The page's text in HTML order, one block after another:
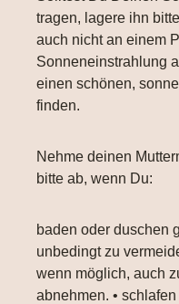
tragen, lagere ihn
auch nicht an einem
Sonneneinstrahlung
einen schönen,
finden.
Nehme deinen
bitte ab, wenn Du:
baden oder duschen
unbedingt zu
wenn möglich, auch
abnehmen. •